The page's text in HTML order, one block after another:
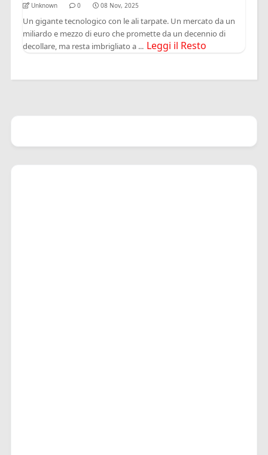
Unknown 0 08 Nov, 2025
Un gigante tecnologico con le ali tarpate. Un mercato da un
miliardo e mezzo di euro che promette da un decennio di
decollare, ma resta imbrigliato a ... Leggi il Resto